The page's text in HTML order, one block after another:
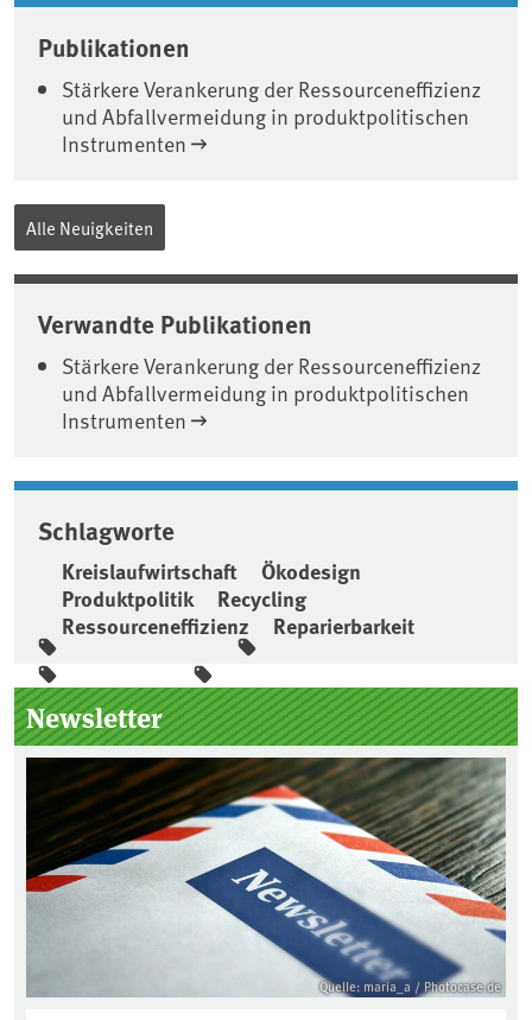
Publikationen
Stärkere Verankerung der Ressourceneffizienz
und Abfallvermeidung in produktpolitischen
Instrumenten
Alle Neuigkeiten
Verwandte Publikationen
Stärkere Verankerung der Ressourceneffizienz
und Abfallvermeidung in produktpolitischen
Instrumenten
Schlagworte
Kreislaufwirtschaft
Ökodesign
Produktpolitik
Recycling
Ressourceneffizienz
Reparierbarkeit
Seitenleiste
Newsletter
Quelle: maria_a / Photocase.de